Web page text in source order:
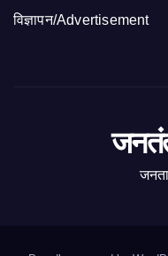
विज्ञापन/Advertisement